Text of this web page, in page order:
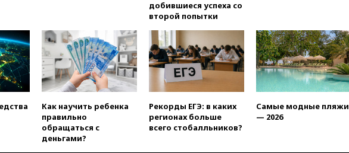
рейсы в Абу-Даби
Аравия и Пакистан
объединились в военный
альянс
14:39
Экс-издатель Popcorn
Books получил условный срок
по делу о пропаганде ЛГБТ
14:34
Минпромторг не
намерен сокращать перечень
товаров для параллельного
добившиеся успеха со
второй попытки
Как научить ребенка
правильно
обращаться с
деньгами?
Рекорды ЕГЭ: в каких
регионах больше
всего стобалльников?
Самые модные пляжи
— 2026